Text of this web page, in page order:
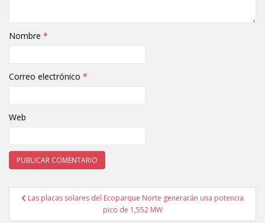
Nombre *
Correo electrónico *
Web
Navegación de entradas
Las placas solares del Ecoparque Norte generarán una potencia
pico de 1,552 MW